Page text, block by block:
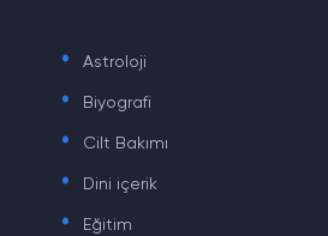
. Astroloji
. Biyografi
. Cilt Bakımı
. Dini içerik
. Eğitim